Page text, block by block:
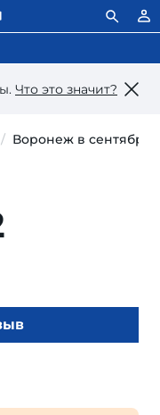
Что это значит?
Воронеж в сентябре